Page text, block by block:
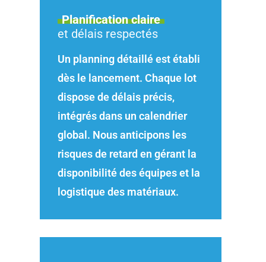
Planification claire
et délais respectés
Un planning détaillé est établi
dès le lancement. Chaque lot
dispose de délais précis,
intégrés dans un calendrier
global. Nous anticipons les
risques de retard en gérant la
disponibilité des équipes et la
logistique des matériaux.